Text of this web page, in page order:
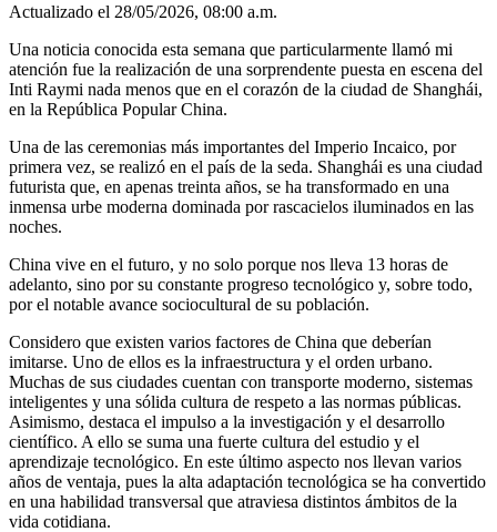
Actualizado el 28/05/2026, 08:00 a.m.
Una noticia conocida esta semana que particularmente llamó mi
atención fue la realización de una sorprendente puesta en escena del
Inti Raymi nada menos que en el corazón de la ciudad de Shanghái,
en la República Popular China.
Una de las ceremonias más importantes del Imperio Incaico, por
primera vez, se realizó en el país de la seda. Shanghái es una ciudad
futurista que, en apenas treinta años, se ha transformado en una
inmensa urbe moderna dominada por rascacielos iluminados en las
noches.
China vive en el futuro, y no solo porque nos lleva 13 horas de
adelanto, sino por su constante progreso tecnológico y, sobre todo,
por el notable avance sociocultural de su población.
Considero que existen varios factores de China que deberían
imitarse. Uno de ellos es la infraestructura y el orden urbano.
Muchas de sus ciudades cuentan con transporte moderno, sistemas
inteligentes y una sólida cultura de respeto a las normas públicas.
Asimismo, destaca el impulso a la investigación y el desarrollo
científico. A ello se suma una fuerte cultura del estudio y el
aprendizaje tecnológico. En este último aspecto nos llevan varios
años de ventaja, pues la alta adaptación tecnológica se ha convertido
en una habilidad transversal que atraviesa distintos ámbitos de la
vida cotidiana.